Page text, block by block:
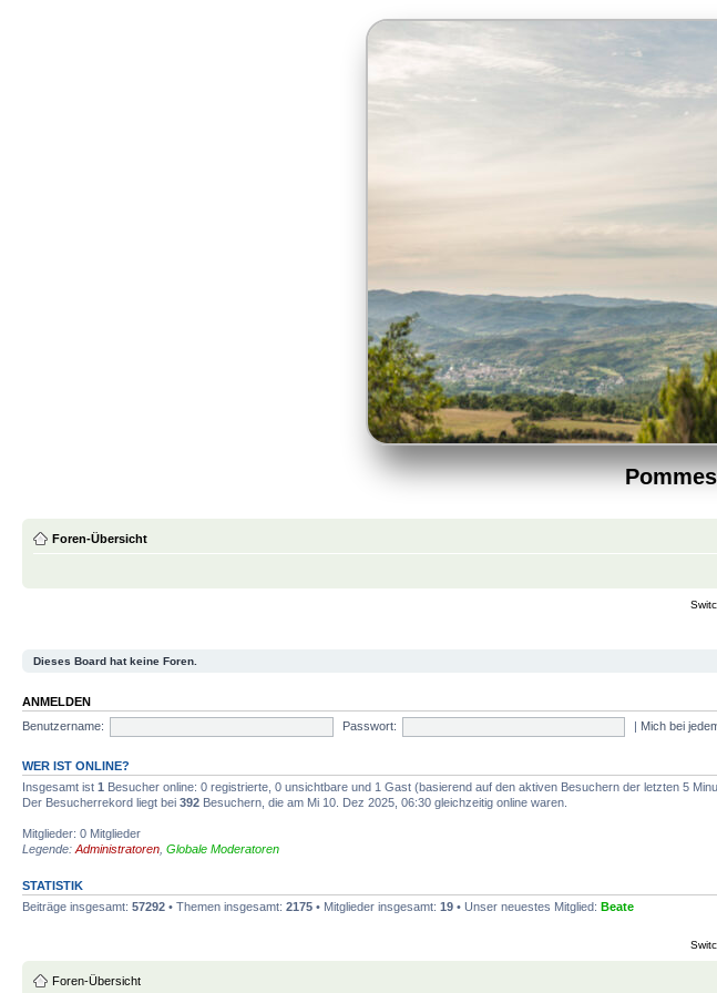
Foren-Übersicht
Dieses Board hat keine Foren.
ANMELDEN
Benutzername:
Passwort: | Mich bei
WER IST ONLINE?
Insgesamt ist 1 Besucher online: 0 registrierte, 0 unsichtbare und 1 Gast (basierend auf den aktiven Besuchern der letzten 5
Der Besucherrekord liegt bei 392 Besuchern, die am Mi 10. Dez 2025, 06:30 gleichzeitig online waren.
Mitglieder: 0 Mitglieder
Legende: Administratoren Globale Moderatoren
STATISTIK
Beiträge insgesamt: 57292 • Themen insgesamt: 2175 • Mitglieder insgesamt: 19 • Unser neuestes Mitglied: Beate
Foren-Übersicht